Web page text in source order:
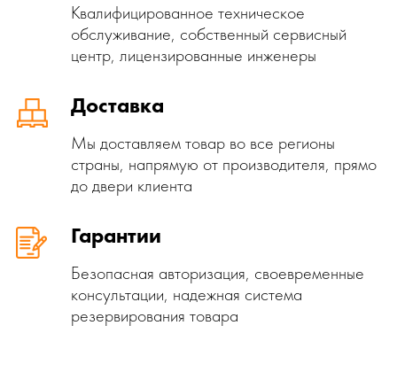
Квалифицированное техническое
обслуживание, собственный сервисный
центр, лицензированные инженеры
Доставка
Мы доставляем товар во все регионы
страны, напрямую от производителя, прямо
до двери клиента
Гарантии
Безопасная авторизация, своевременные
консультации, надежная система
резервирования товара